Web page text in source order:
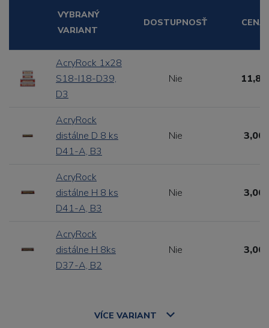
VYBRANÝ
VARIANT
DOSTUPNOSŤ CENA
AcryRock 1x28
S18-I18-D39,
D3
Nie
AcryRock
distálne D 8 ks
D41-A, B3
Nie 3,00
AcryRock
distálne H 8 ks
D41-A, B3
Nie 3,00
AcryRock
distálne H 8ks
D37-A, B2
Nie 3,00
VÍCE VARIANT